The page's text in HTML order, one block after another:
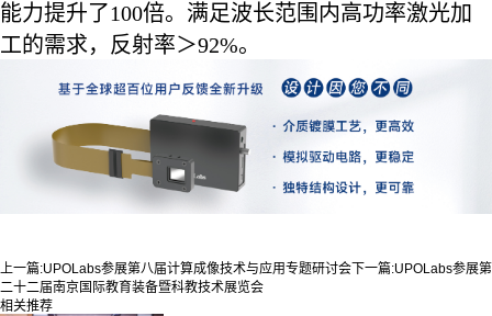
能力提升了100倍。满足波长范围内高功率激光加
工的需求，反射率＞92%。
上一篇:UPOLabs参展第八届计算成像技术与应用专题研讨会 下一篇:UPOLabs参展第
二十二届南京国际教育装备暨科教技术展览会
相关推荐